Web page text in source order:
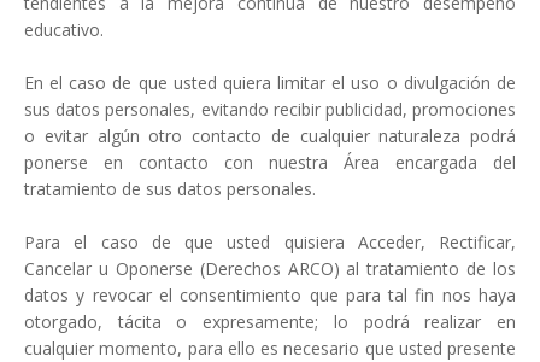
educativo.
En el caso de que usted quiera limitar el uso o divulgación de
sus datos personales, evitando recibir publicidad, promociones
o evitar algún otro contacto de cualquier naturaleza podrá
ponerse en contacto con nuestra Área encargada del
tratamiento de sus datos personales.
Para el caso de que usted quisiera Acceder, Rectificar,
Cancelar u Oponerse (Derechos ARCO) al tratamiento de los
datos y revocar el consentimiento que para tal fin nos haya
otorgado, tácita o expresamente; lo podrá realizar en
cualquier momento, para ello es necesario que usted presente